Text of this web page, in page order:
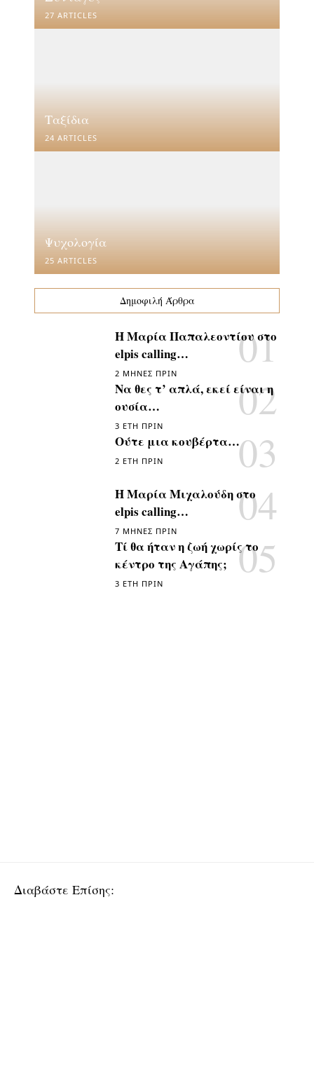
27 ARTICLES
Ταξίδια
24 ARTICLES
Ψυχολογία
25 ARTICLES
Δημοφιλή Άρθρα
Η Μαρία Παπαλεοντίου στο
elpis calling…
2 ΜΉΝΕΣ ΠΡΙΝ
Να θες τ’ απλά, εκεί είναι η
ουσία…
3 ΈΤΗ ΠΡΙΝ
Ούτε μια κουβέρτα…
2 ΈΤΗ ΠΡΙΝ
Η Μαρία Μιχαλούδη στο
elpis calling…
7 ΜΉΝΕΣ ΠΡΙΝ
Τί θα ήταν η ζωή χωρίς το
κέντρο της Αγάπης;
3 ΈΤΗ ΠΡΙΝ
Διαβάστε Επίσης: